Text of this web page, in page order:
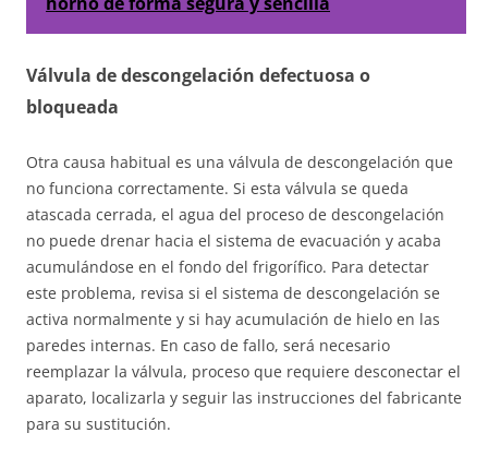
Válvula de descongelación defectuosa o
bloqueada
Otra causa habitual es una válvula de descongelación que
no funciona correctamente. Si esta válvula se queda
atascada cerrada, el agua del proceso de descongelación
no puede drenar hacia el sistema de evacuación y acaba
acumulándose en el fondo del frigorífico. Para detectar
este problema, revisa si el sistema de descongelación se
activa normalmente y si hay acumulación de hielo en las
paredes internas. En caso de fallo, será necesario
reemplazar la válvula, proceso que requiere desconectar el
aparato, localizarla y seguir las instrucciones del fabricante
para su sustitución.